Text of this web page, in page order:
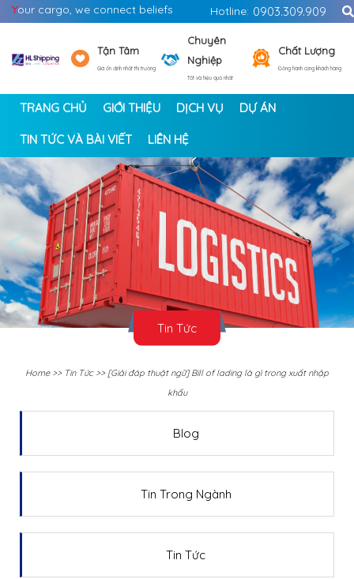
Your cargo, we connect beliefs Hotline: 0903.309.909
Tận Tâm
Giá ổn định nhất thị trường
Chuyên
Nghiệp
Tốt và hiệu quả nhất
Chất Lượng
Đồng hành cùng khách hàng
TRANG CHỦ GIỚI THIỆU DỊCH VỤ DỰ ÁN
TIN TỨC VÀ BÀI VIẾT LIÊN HỆ
< >
Tin Tức
Home>> Tin Tức>> [Giải đáp thuật ngữ] Bill of lading là gì trong xuất nhập
khẩu
Blog
Tin Trong Ngành
Tin Tức